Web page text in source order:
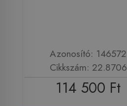
Azonosító: 146572
Cikkszám: 22.8706
114 500 Ft